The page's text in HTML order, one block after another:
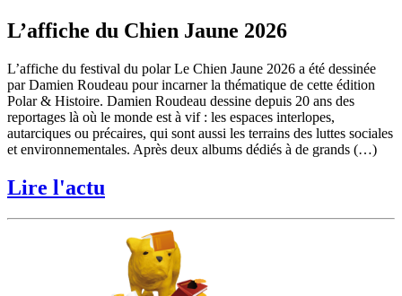
L’affiche du Chien Jaune 2026
L’affiche du festival du polar Le Chien Jaune 2026 a été dessinée
par Damien Roudeau pour incarner la thématique de cette édition
Polar & Histoire. Damien Roudeau dessine depuis 20 ans des
reportages là où le monde est à vif : les espaces interlopes,
autarciques ou précaires, qui sont aussi les terrains des luttes sociales
et environnementales. Après deux albums dédiés à de grands (…)
Lire l'actu